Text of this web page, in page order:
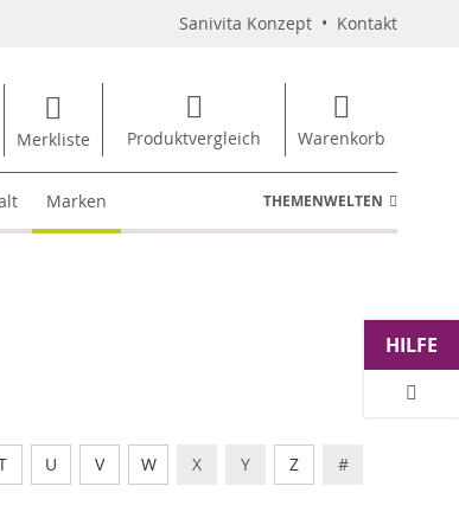
Sanivita Konzept • Kontakt
Merkliste Produktvergleich Warenkorb
Marken THEMENWELTEN
U V W X Y Z #
HILFE